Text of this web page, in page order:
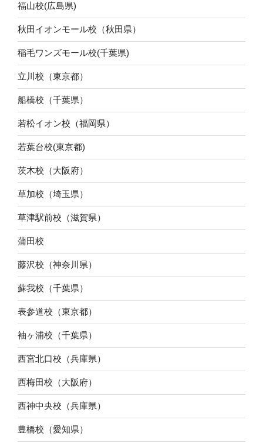
福山校(広島県)
秋田イオンモール校（秋田県）
稲毛ワンズモール校(千葉県)
立川校（東京都）
船橋校（千葉県）
若松イオン校（福岡県）
若葉台校(東京都)
茨木校（大阪府）
草加校（埼玉県）
草津駅前校（滋賀県）
蒲田校
藤沢校（神奈川県）
蘇我校（千葉県）
表参道校（東京都）
袖ヶ浦校（千葉県）
西宮北口校（兵庫県）
西梅田校（大阪府）
西神中央校（兵庫県）
豊橋校（愛知県）